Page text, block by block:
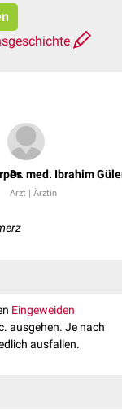
Dr. med. Ibrahim
Arzt | Ärztin
Eingeweiden
ausgehen. Je nach
ausfallen.